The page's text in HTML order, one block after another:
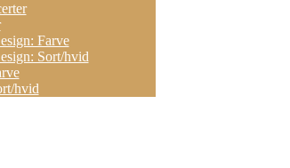
Farve
Sort/hvid
hvid